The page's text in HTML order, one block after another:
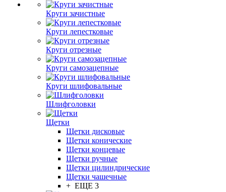
Круги зачистные
Круги лепестковые
Круги отрезные
Круги самозацепные
Круги шлифовальные
Шлифголовки
Щетки
Щетки дисковые
Щетки конические
Щетки концевые
Щетки ручные
Щетки цилиндрические
Щетки чашечные
+ ЕЩЕ 3